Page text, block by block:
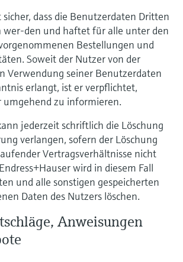
dass die Benutzerdaten Dritten
wer-den und haftet für alle unter den
Bestellungen und
Soweit der Nutzer von der
Verwendung seiner Benutzerdaten
erlangt, ist er verpflichtet,
umgehend zu informieren.
jederzeit schriftlich die Löschung
verlangen, sofern der Löschung
Vertragsverhältnisse nicht
wird in diesem Fall
und alle sonstigen gespeicherten
Daten des Nutzers löschen.
Anweisungen